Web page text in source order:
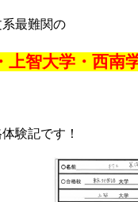
最難関の
上智大学・西南
験記です！